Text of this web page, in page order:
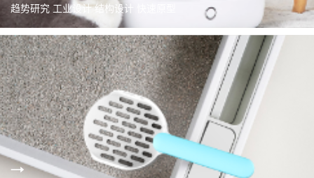
趋势研究 工业设计 结构设计 快速原型